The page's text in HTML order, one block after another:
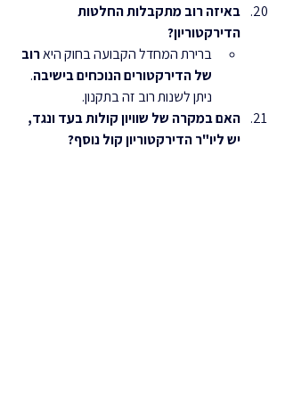
באיזה רוב מתקבלות החלטות
הדירקטוריון?
ברירת המחדל הקבועה בחוק היא רוב
של הדירקטורים הנוכחים בישיבה.
ניתן לשנות רוב זה בתקנון.
האם במקרה של שוויון קולות בעד ונגד,
יש ליו"ר הדירקטוריון קול נוסף?